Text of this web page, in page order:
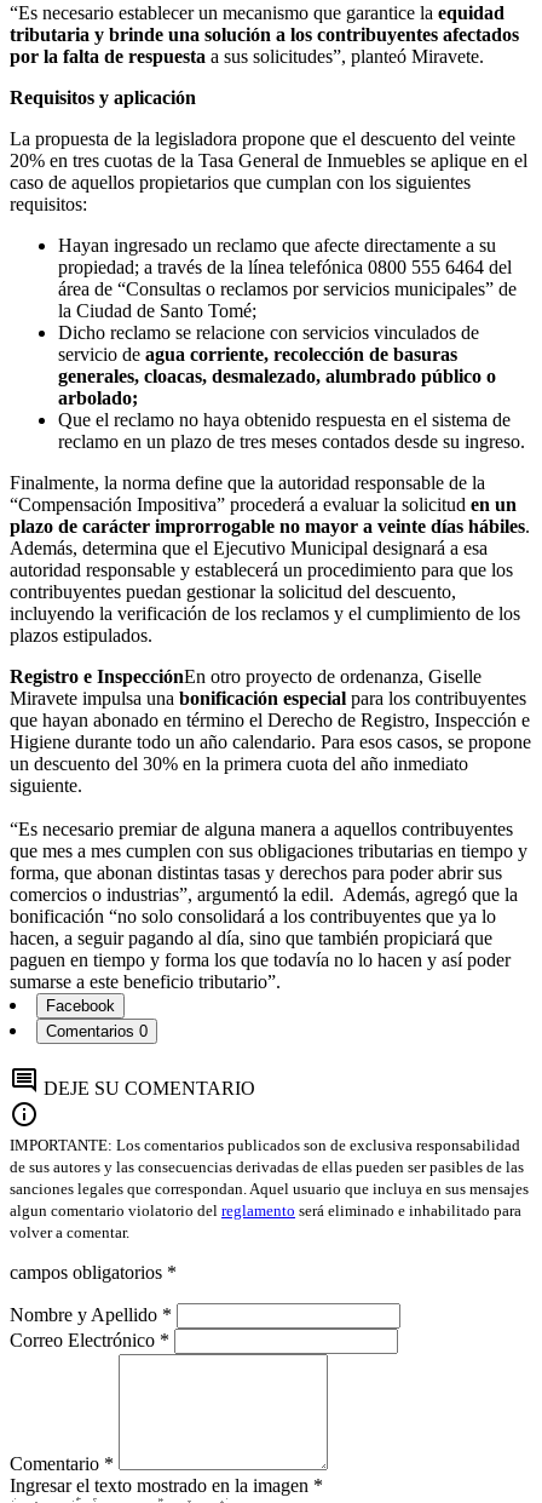
“Es necesario establecer un mecanismo que garantice la equidad
tributaria y brinde una solución a los contribuyentes afectados
por la falta de respuesta a sus solicitudes”, planteó Miravete.
Requisitos y aplicación
La propuesta de la legisladora propone que el descuento del veinte
20% en tres cuotas de la Tasa General de Inmuebles se aplique en el
caso de aquellos propietarios que cumplan con los siguientes
requisitos:
Hayan ingresado un reclamo que afecte directamente a su
propiedad; a través de la línea telefónica 0800 555 6464 del
área de “Consultas o reclamos por servicios municipales” de
la Ciudad de Santo Tomé;
Dicho reclamo se relacione con servicios vinculados de
servicio de agua corriente, recolección de basuras
generales, cloacas, desmalezado, alumbrado público o
arbolado;
Que el reclamo no haya obtenido respuesta en el sistema de
reclamo en un plazo de tres meses contados desde su ingreso.
Finalmente, la norma define que la autoridad responsable de la
“Compensación Impositiva” procederá a evaluar la solicitud en un
plazo de carácter improrrogable no mayor a veinte días hábiles.
Además, determina que el Ejecutivo Municipal designará a esa
autoridad responsable y establecerá un procedimiento para que los
contribuyentes puedan gestionar la solicitud del descuento,
incluyendo la verificación de los reclamos y el cumplimiento de los
plazos estipulados.
Registro e InspecciónEn otro proyecto de ordenanza, Giselle
Miravete impulsa una bonificación especial para los contribuyentes
que hayan abonado en término el Derecho de Registro, Inspección e
Higiene durante todo un año calendario. Para esos casos, se propone
un descuento del 30% en la primera cuota del año inmediato
siguiente.
“Es necesario premiar de alguna manera a aquellos contribuyentes
que mes a mes cumplen con sus obligaciones tributarias en tiempo y
forma, que abonan distintas tasas y derechos para poder abrir sus
comercios o industrias”, argumentó la edil. Además, agregó que la
bonificación “no solo consolidará a los contribuyentes que ya lo
hacen, a seguir pagando al día, sino que también propiciará que
paguen en tiempo y forma los que todavía no lo hacen y así poder
sumarse a este beneficio tributario”.
Facebook
Comentarios 0
comment DEJE SU COMENTARIO
info
IMPORTANTE: Los comentarios publicados son de exclusiva responsabilidad
de sus autores y las consecuencias derivadas de ellas pueden ser pasibles de las
sanciones legales que correspondan. Aquel usuario que incluya en sus mensajes
algun comentario violatorio del reglamento será eliminado e inhabilitado para
volver a comentar.
campos obligatorios *
Nombre y Apellido *
Correo Electrónico *
Comentario *
Ingresar el texto mostrado en la imagen *